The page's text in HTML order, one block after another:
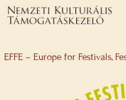
EFFE – Europe for Festivals,